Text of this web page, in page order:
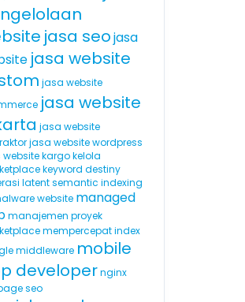
jasa seojasa
jasa website
jasa website
jasa website
jasa website
jasa website wordpress
website kargo kelola
keyword destiny
latent semantic indexing
website managed
manajemen proyek
mempercepat index
middleware mobile
developer nginx
seo